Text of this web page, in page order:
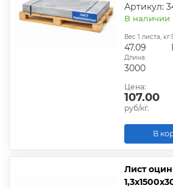
Артикул:
В наличии
Вес 1 листа, кг:
47.09
Длина:
3000
Цена:
107.00
руб/кг.
В
Лист